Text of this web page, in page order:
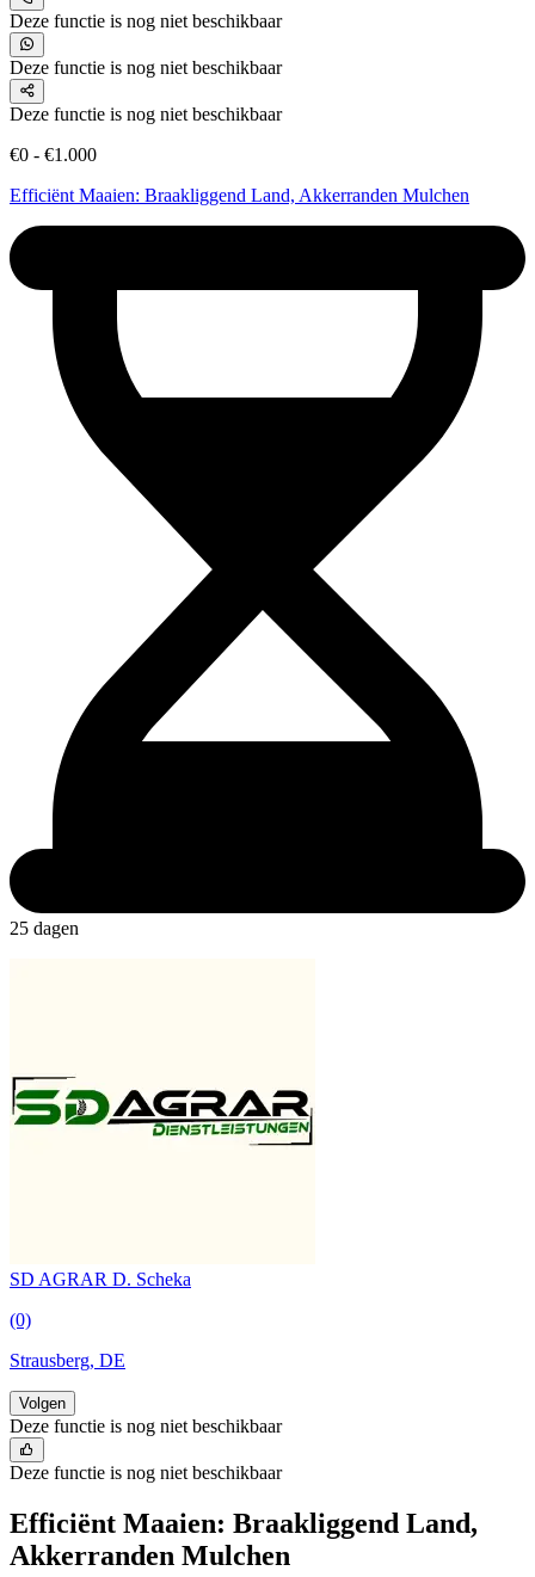
Deze functie is nog niet beschikbaar
Deze functie is nog niet beschikbaar
Deze functie is nog niet beschikbaar
€0 - €1.000
Efficiënt Maaien: Braakliggend Land, Akkerranden Mulchen
25 dagen
SD AGRAR D. Scheka
(0)
Strausberg, DE
Volgen
Deze functie is nog niet beschikbaar
Deze functie is nog niet beschikbaar
Efficiënt Maaien: Braakliggend Land,
Akkerranden Mulchen